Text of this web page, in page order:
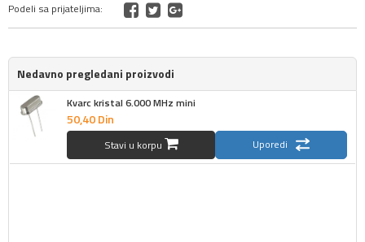
Podeli sa prijateljima:
Nedavno pregledani proizvodi
Kvarc kristal 6.000 MHz mini
50,40Din
Stavi u korpu Uporedi